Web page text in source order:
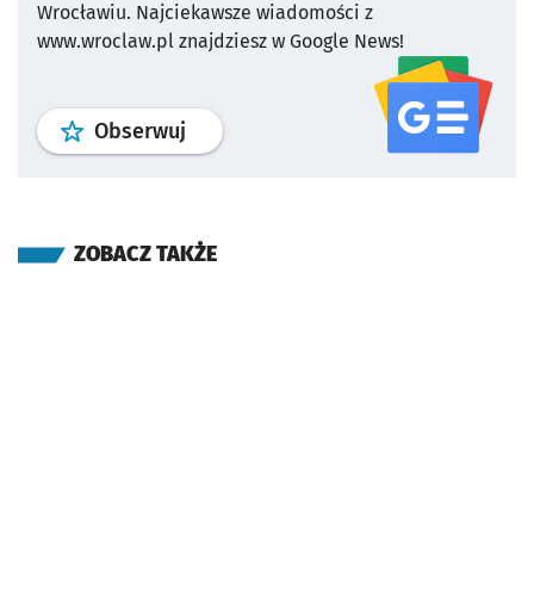
Wrocławiu. Najciekawsze wiadomości z
www.wroclaw.pl znajdziesz w Google News!
Obserwuj profil serwisu
ZOBACZ TAKŻE